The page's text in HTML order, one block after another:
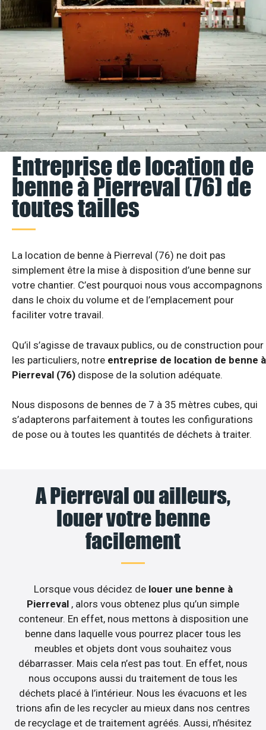
Entreprise de location de
benne à Pierreval (76) de
toutes tailles
La location de benne à Pierreval (76) ne doit pas
simplement être la mise à disposition d’une benne sur
votre chantier. C’est pourquoi nous vous accompagnons
dans le choix du volume et de l’emplacement pour
faciliter votre travail.
Qu’il s’agisse de travaux publics, ou de construction pour
les particuliers, notre entreprise de location de benne à
Pierreval (76) dispose de la solution adéquate.
Nous disposons de bennes de 7 à 35 mètres cubes, qui
s’adapterons parfaitement à toutes les configurations
de pose ou à toutes les quantités de déchets à traiter.
A Pierreval ou ailleurs,
louer votre benne
facilement
Lorsque vous décidez de louer une benne à
Pierreval , alors vous obtenez plus qu’un simple
conteneur. En effet, nous mettons à disposition une
benne dans laquelle vous pourrez placer tous les
meubles et objets dont vous souhaitez vous
débarrasser. Mais cela n’est pas tout. En effet, nous
nous occupons aussi du traitement de tous les
déchets placé à l’intérieur. Nous les évacuons et les
trions afin de les recycler au mieux dans nos centres
de recyclage et de traitement agréés. Aussi, n’hésitez